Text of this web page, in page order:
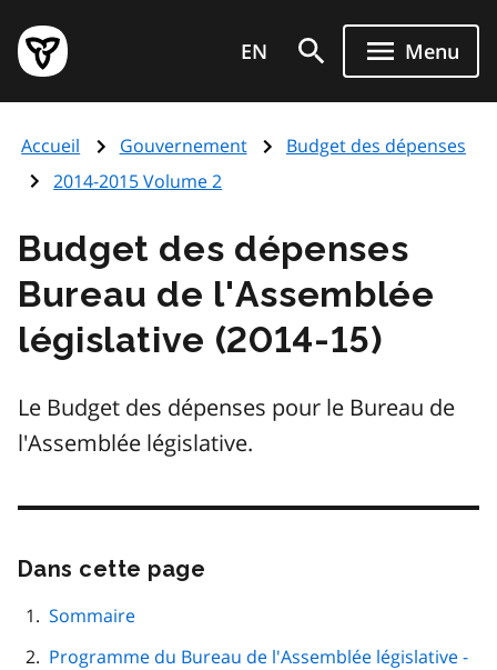
au
contenu
principal
Page
d'accueil
de
l'Ontario
EN Menu
Accueil Gouvernement
Budget des dépenses
2014-2015 Volume 2
Budget des dépenses
Bureau de l'Assemblée
législative (2014-15)
Le Budget des dépenses pour le Bureau de
l'Assemblée législative.
Dans cette page
page
Sommaire
Programme du Bureau de l'Assemblée législative -